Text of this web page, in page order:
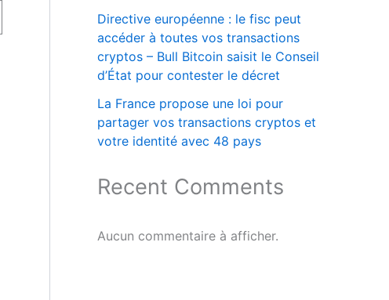
Directive européenne : le fisc peut
accéder à toutes vos transactions
cryptos – Bull Bitcoin saisit le Conseil
d’État pour contester le décret
La France propose une loi pour
partager vos transactions cryptos et
votre identité avec 48 pays
Recent Comments
Aucun commentaire à afficher.